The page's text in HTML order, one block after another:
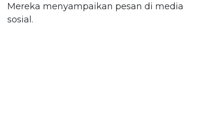
Mereka menyampaikan pesan di media
sosial.